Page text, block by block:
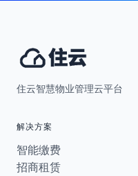
住云智慧物业管理云平台
解决方案
智能缴费
招商租赁